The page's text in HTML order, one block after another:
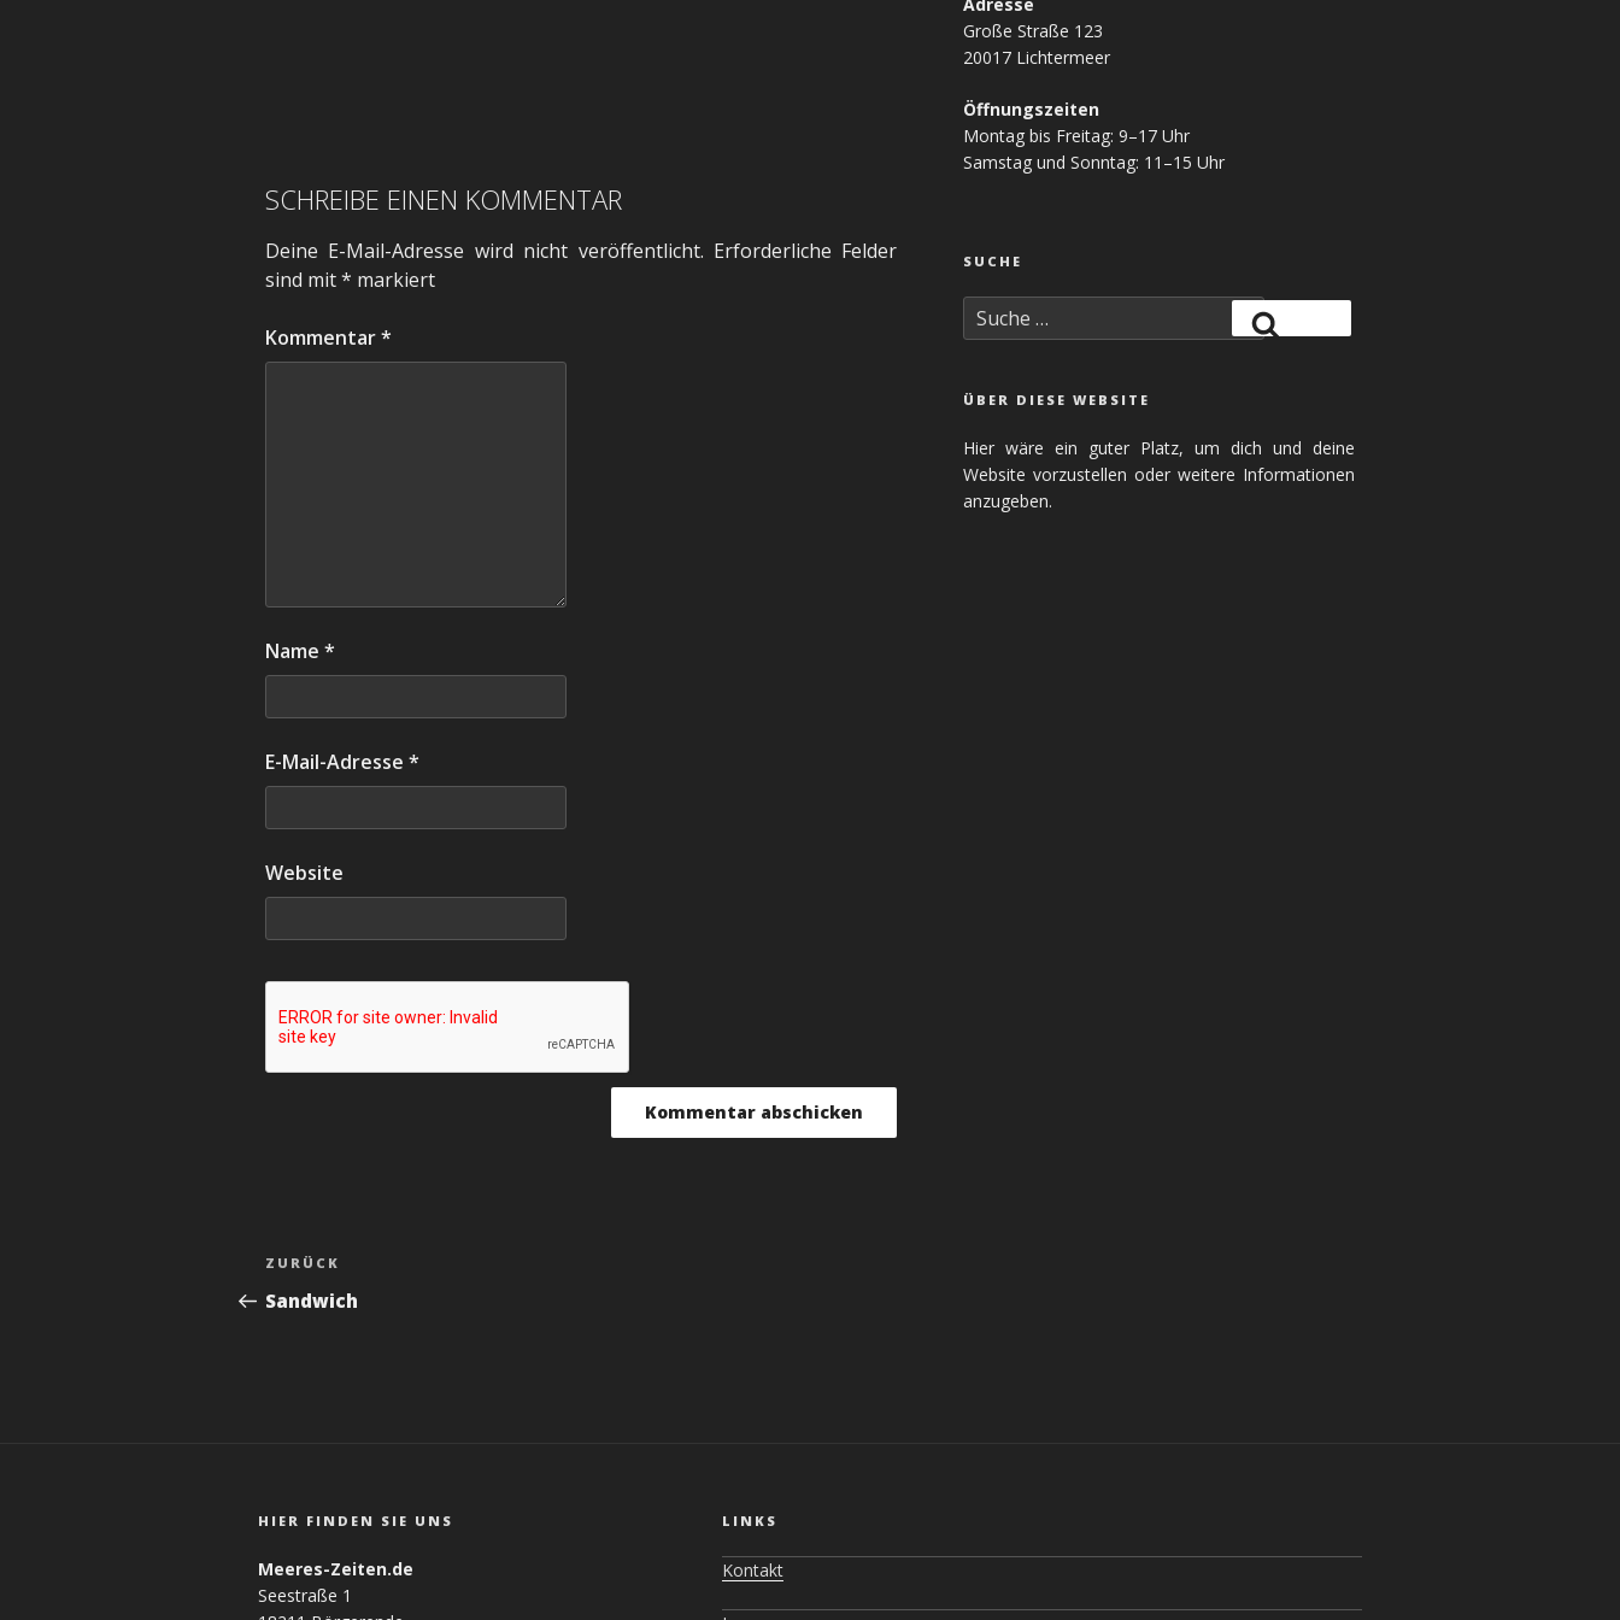
SCHREIBE EINEN KOMMENTAR
Deine E-Mail-Adresse wird nicht veröffentlicht. Erforderliche Felder
sind mit* markiert
Kommentar*
Name *
E-Mail-Adresse *
Website
Vorheriger
Beitrag
ZURÜCK
Sandwich
Große Straße 123
20017 Lichtermeer
Öffnungszeiten
Montag bis Freitag: 9–17 Uhr
Samstag und Sonntag: 11–15 Uhr
SUCHE
Suche
nach:
ÜBER DIESE WEBSITE
Hier wäre ein guter Platz, um dich und deine
Website vorzustellen oder weitere Informationen
anzugeben.
HIER FINDEN SIE UNS
Meeres-Zeiten.de
Seestraße 1
LINKS
Kontakt